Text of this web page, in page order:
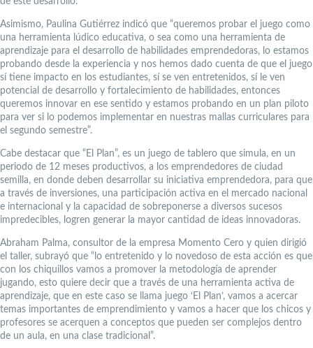
Asimismo, Paulina Gutiérrez indicó que “queremos probar el juego como
una herramienta lúdico educativa, o sea como una herramienta de
aprendizaje para el desarrollo de habilidades emprendedoras, lo estamos
probando desde la experiencia y nos hemos dado cuenta de que el juego
sí tiene impacto en los estudiantes, sí se ven entretenidos, sí le ven
potencial de desarrollo y fortalecimiento de habilidades, entonces
queremos innovar en ese sentido y estamos probando en un plan piloto
para ver si lo podemos implementar en nuestras mallas curriculares para
el segundo semestre”.
Cabe destacar que “El Plan”, es un juego de tablero que simula, en un
periodo de 12 meses productivos, a los emprendedores de ciudad
semilla, en donde deben desarrollar su iniciativa emprendedora, para que
a través de inversiones, una participación activa en el mercado nacional
e internacional y la capacidad de sobreponerse a diversos sucesos
impredecibles, logren generar la mayor cantidad de ideas innovadoras.
Abraham Palma, consultor de la empresa Momento Cero y quien dirigió
el taller, subrayó que “lo entretenido y lo novedoso de esta acción es que
con los chiquillos vamos a promover la metodología de aprender
jugando, esto quiere decir que a través de una herramienta activa de
aprendizaje, que en este caso se llama juego ‘El Plan’, vamos a acercar
temas importantes de emprendimiento y vamos a hacer que los chicos y
profesores se acerquen a conceptos que pueden ser complejos dentro
de un aula, en una clase tradicional”.